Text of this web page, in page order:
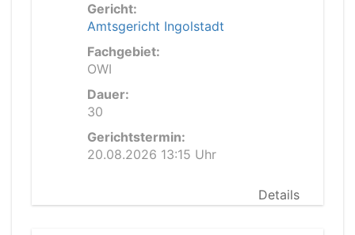
Gericht:
Amtsgericht Ingolstadt
Fachgebiet:
OWI
Dauer:
30
Gerichtstermin:
20.08.2026 13:15 Uhr
Details